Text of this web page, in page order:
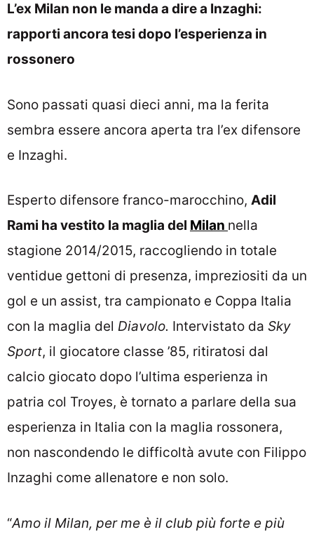
L’ex Milan non le manda a dire a Inzaghi:
rapporti ancora tesi dopo l’esperienza in
rossonero
Sono passati quasi dieci anni, ma la ferita
sembra essere ancora aperta tra l’ex difensore
e Inzaghi.
Esperto difensore franco-marocchino, Adil
Rami ha vestito la maglia del Milan nella
stagione 2014/2015, raccogliendo in totale
ventidue gettoni di presenza, impreziositi da un
gol e un assist, tra campionato e Coppa Italia
con la maglia del Diavolo. Intervistato da Sky
Sport, il giocatore classe ’85, ritiratosi dal
calcio giocato dopo l’ultima esperienza in
patria col Troyes, è tornato a parlare della sua
esperienza in Italia con la maglia rossonera,
non nascondendo le difficoltà avute con Filippo
Inzaghi come allenatore e non solo.
“Amo il Milan, per me è il club più forte e più